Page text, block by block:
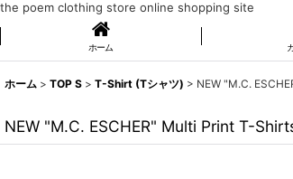
the poem clothing store online shopping site
ホーム
ホーム > TOP S > T-Shirt (Tシャツ) > NEW "M.C.
NEW "M.C. ESCHER" Multi Print T-